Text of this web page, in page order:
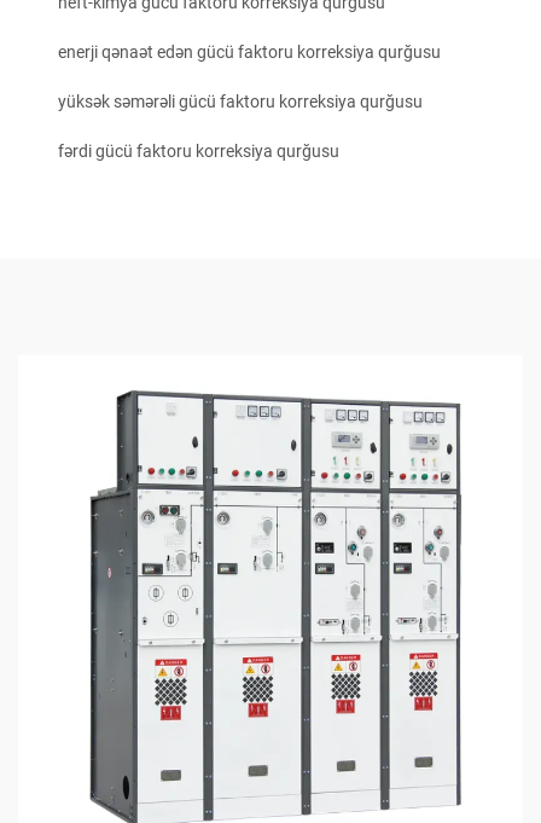
enerji qənaət edən gücü faktoru korreksiya qurğusu
yüksək səmərəli gücü faktoru korreksiya qurğusu
fərdi gücü faktoru korreksiya qurğusu